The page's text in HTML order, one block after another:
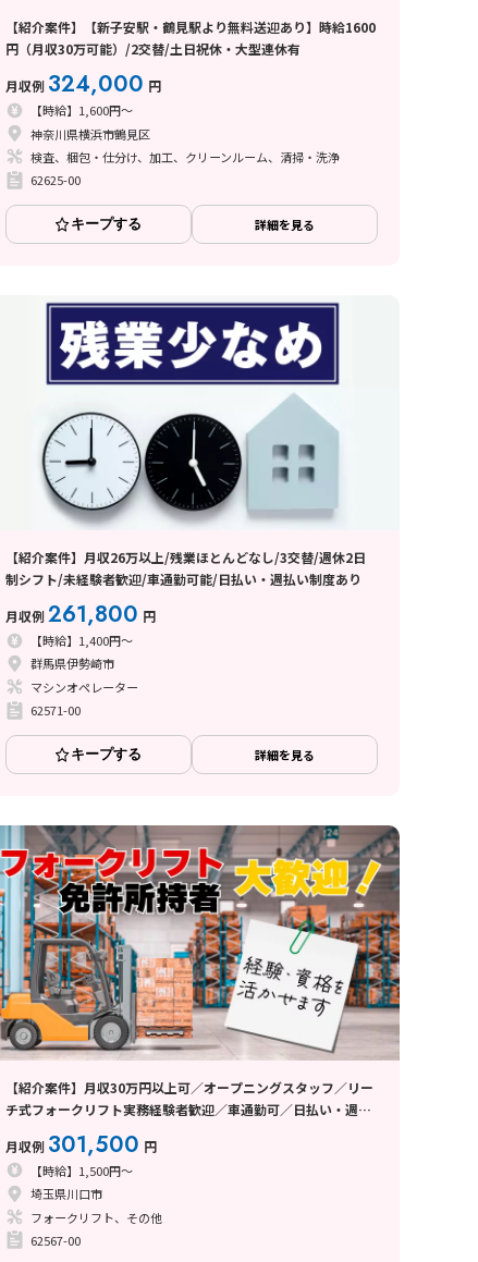
【紹介案件】【新子安駅・鶴見駅より無料送迎あり】時給1600
円（月収30万可能）/2交替/土日祝休・大型連休有
月収例 324,000 円
【時給】1,600円～
神奈川県横浜市鶴見区
検査、梱包・仕分け、加工、クリーンルーム、清掃・洗浄
62625-00
キープする 詳細を見る
【紹介案件】月収26万以上/残業ほとんどなし/3交替/週休2日
制シフト/未経験者歓迎/車通勤可能/日払い・週払い制度あり
月収例261,800 円
【時給】1,400円～
群馬県伊勢崎市
マシンオペレーター
62571-00
キープする 詳細を見る
【紹介案件】月収30万円以上可／オープニングスタッフ／リー
チ式フォークリフト実務経験者歓迎／車通勤可／日払い・週払
月収例 301,500 円
【時給】1,500円～
埼玉県川口市
フォークリフト、その他
62567-00